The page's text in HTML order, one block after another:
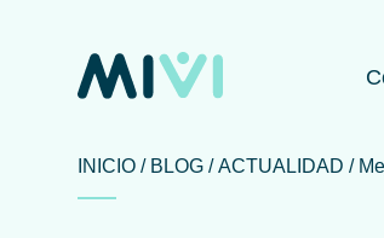
INICIO BLOG ACTUALIDAD